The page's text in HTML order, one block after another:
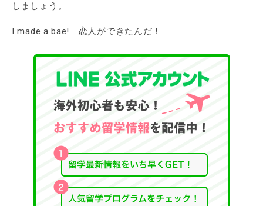
しましょう。
I made a bae! 恋人ができたんだ！